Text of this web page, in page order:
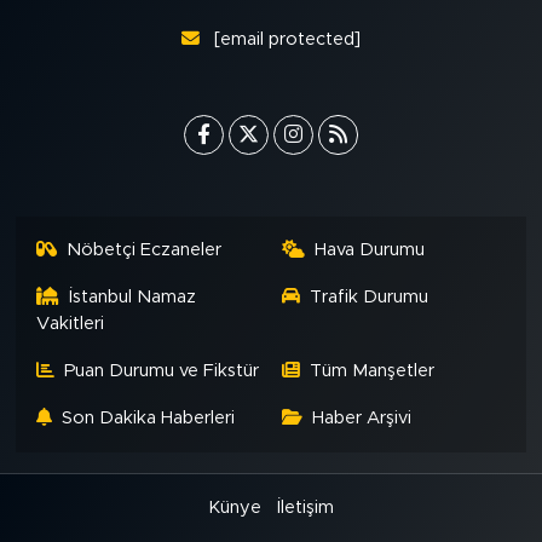
[email protected]
Nöbetçi Eczaneler Hava Durumu
İstanbul Namaz
Vakitleri
Trafik Durumu
Puan Durumu ve Fikstür Tüm Manşetler
Son Dakika Haberleri Haber Arşivi
Künye İletişim
SOSYAL MEDYA